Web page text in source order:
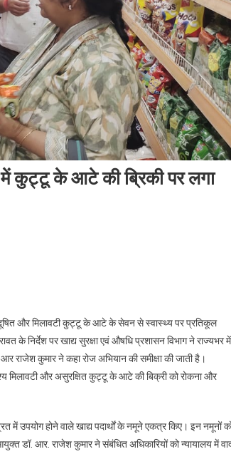
कुट्टू के आटे की ब्रिकी पर लगा
और मिलावटी कुट्टू के आटे के सेवन से स्वास्थ्य पर प्रतिकूल
के निर्देश पर खाद्य सुरक्षा एवं औषधि प्रशासन विभाग ने राज्यभर में
कुमार ने कहा रोज अभियान की समीक्षा की जाती है।
मिलावटी और असुरक्षित कुट्टू के आटे की बिक्री को रोकना और
उपयोग होने वाले खाद्य पदार्थों के नमूने एकत्र किए। इन नमूनों
डॉ. आर. राजेश कुमार ने संबंधित अधिकारियों को न्यायालय में